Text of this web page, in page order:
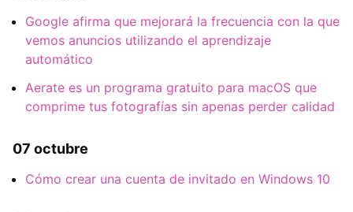
Google afirma que mejorará la frecuencia con la que
vemos anuncios utilizando el aprendizaje
automático
Aerate es un programa gratuito para macOS que
comprime tus fotografías sin apenas perder calidad
07 octubre
Cómo crear una cuenta de invitado en Windows 10